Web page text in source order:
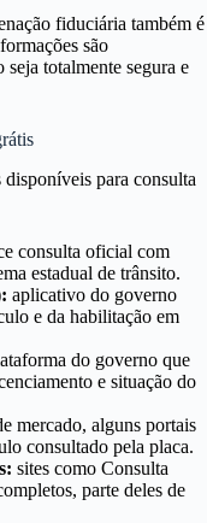
fiduciária também é
são
totalmente segura e
para consulta
consulta oficial com
estadual de trânsito.
aplicativo do governo
e da habilitação em
do governo que
e situação do
mercado, alguns portais
consultado pela placa.
sites como Consulta
parte deles de